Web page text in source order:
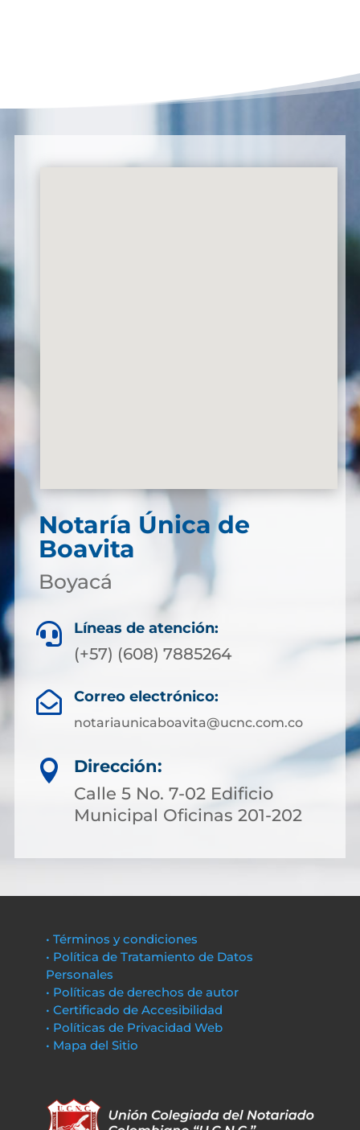
Notaría Única de
Boavita
Boyacá
 Líneas de atención:
(+57) (608) 7885264
 Correo electrónico:
notariaunicaboavita@ucnc.com.co

Dirección:
Calle 5 No. 7-02 Edificio
Municipal Oficinas 201-202
• Términos y condiciones
• Política de Tratamiento de Datos
Personales
• Políticas de derechos de autor
• Certificado de Accesibilidad
• Políticas de Privacidad Web
• Mapa del Sitio